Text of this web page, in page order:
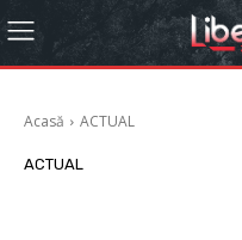
Acasă ACTUAL
ACTUAL